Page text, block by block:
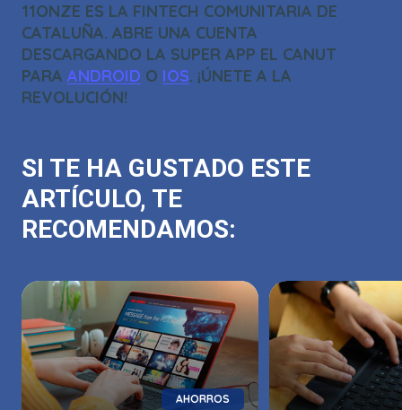
11ONZE ES LA FINTECH COMUNITARIA DE
CATALUÑA. ABRE UNA CUENTA
DESCARGANDO LA SUPER APP EL CANUT
PARA ANDROID O IOS. ¡ÚNETE A LA
REVOLUCIÓN!
SI TE HA GUSTADO ESTE
ARTÍCULO, TE
RECOMENDAMOS:
AHORROS